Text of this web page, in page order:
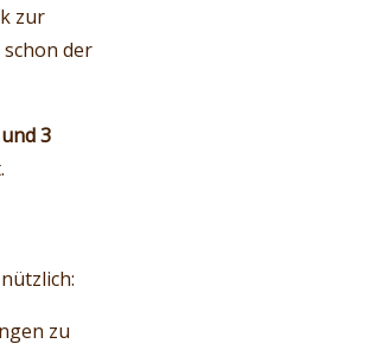
zur
der
3
zu